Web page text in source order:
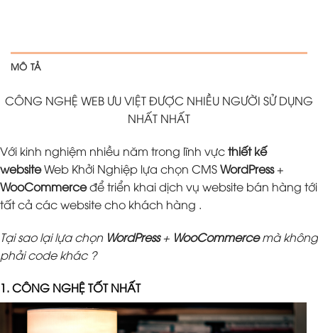
MÔ TẢ
CÔNG NGHỆ WEB ƯU VIỆT ĐƯỢC NHIỀU NGƯỜI SỬ DỤNG
NHẤT NHẤT
Với kinh nghiệm nhiều năm trong lĩnh vựcthiết kế
websiteWeb Khởi Nghiệp lựa chọn CMSWordPress+
WooCommerceđể triển khai dịch vụ website bán hàng tới
tất cả các website cho khách hàng .
Tại sao lại lựa chọn WordPress+ WooCommercemà không
phải code khác ?
1. CÔNG NGHỆ TỐT NHẤT